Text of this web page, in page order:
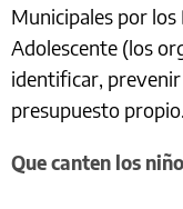
Municipales por los
Adolescente (los
identificar,
presupuesto propio.
Que canten los